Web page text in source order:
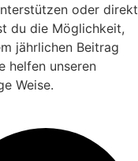
oder direkt
du die Möglichkeit,
jährlichen Beitrag
helfen unseren
Weise.